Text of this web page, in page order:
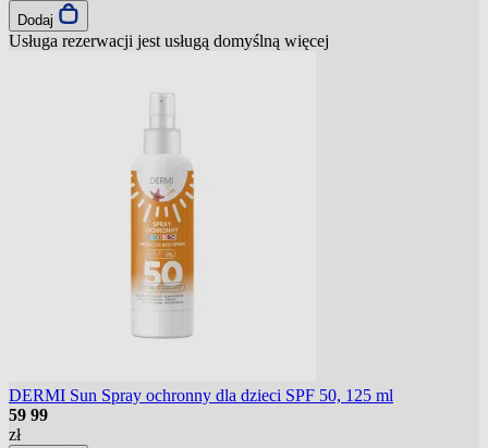
Dodaj
Usługa rezerwacji jest usługą domyślną więcej
DERMI Sun Spray ochronny dla dzieci SPF 50, 125 ml
59 99
zł